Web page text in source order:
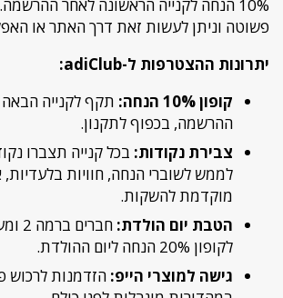
10% הנחה לקנייה הראשונה לאחר
פשוטה וניתן לעשות זאת דרך האתר או
יתרונות ההצטרפות ל-adiClub:
קופון 10% הנחה:
תקף לקנייה
ההרשמה, בכפוף לתקנון.
צבירת נקודות: בכל קנייה תצברו
לממש לשוברי הנחה, חוויות בלעדיות,
מוקדמת להשקות.
הטבת יום הולדת:
לקופון 20% הנחה ליום ההולדת.
גישה למוצרי הייפ: הזדמנות לרכוש